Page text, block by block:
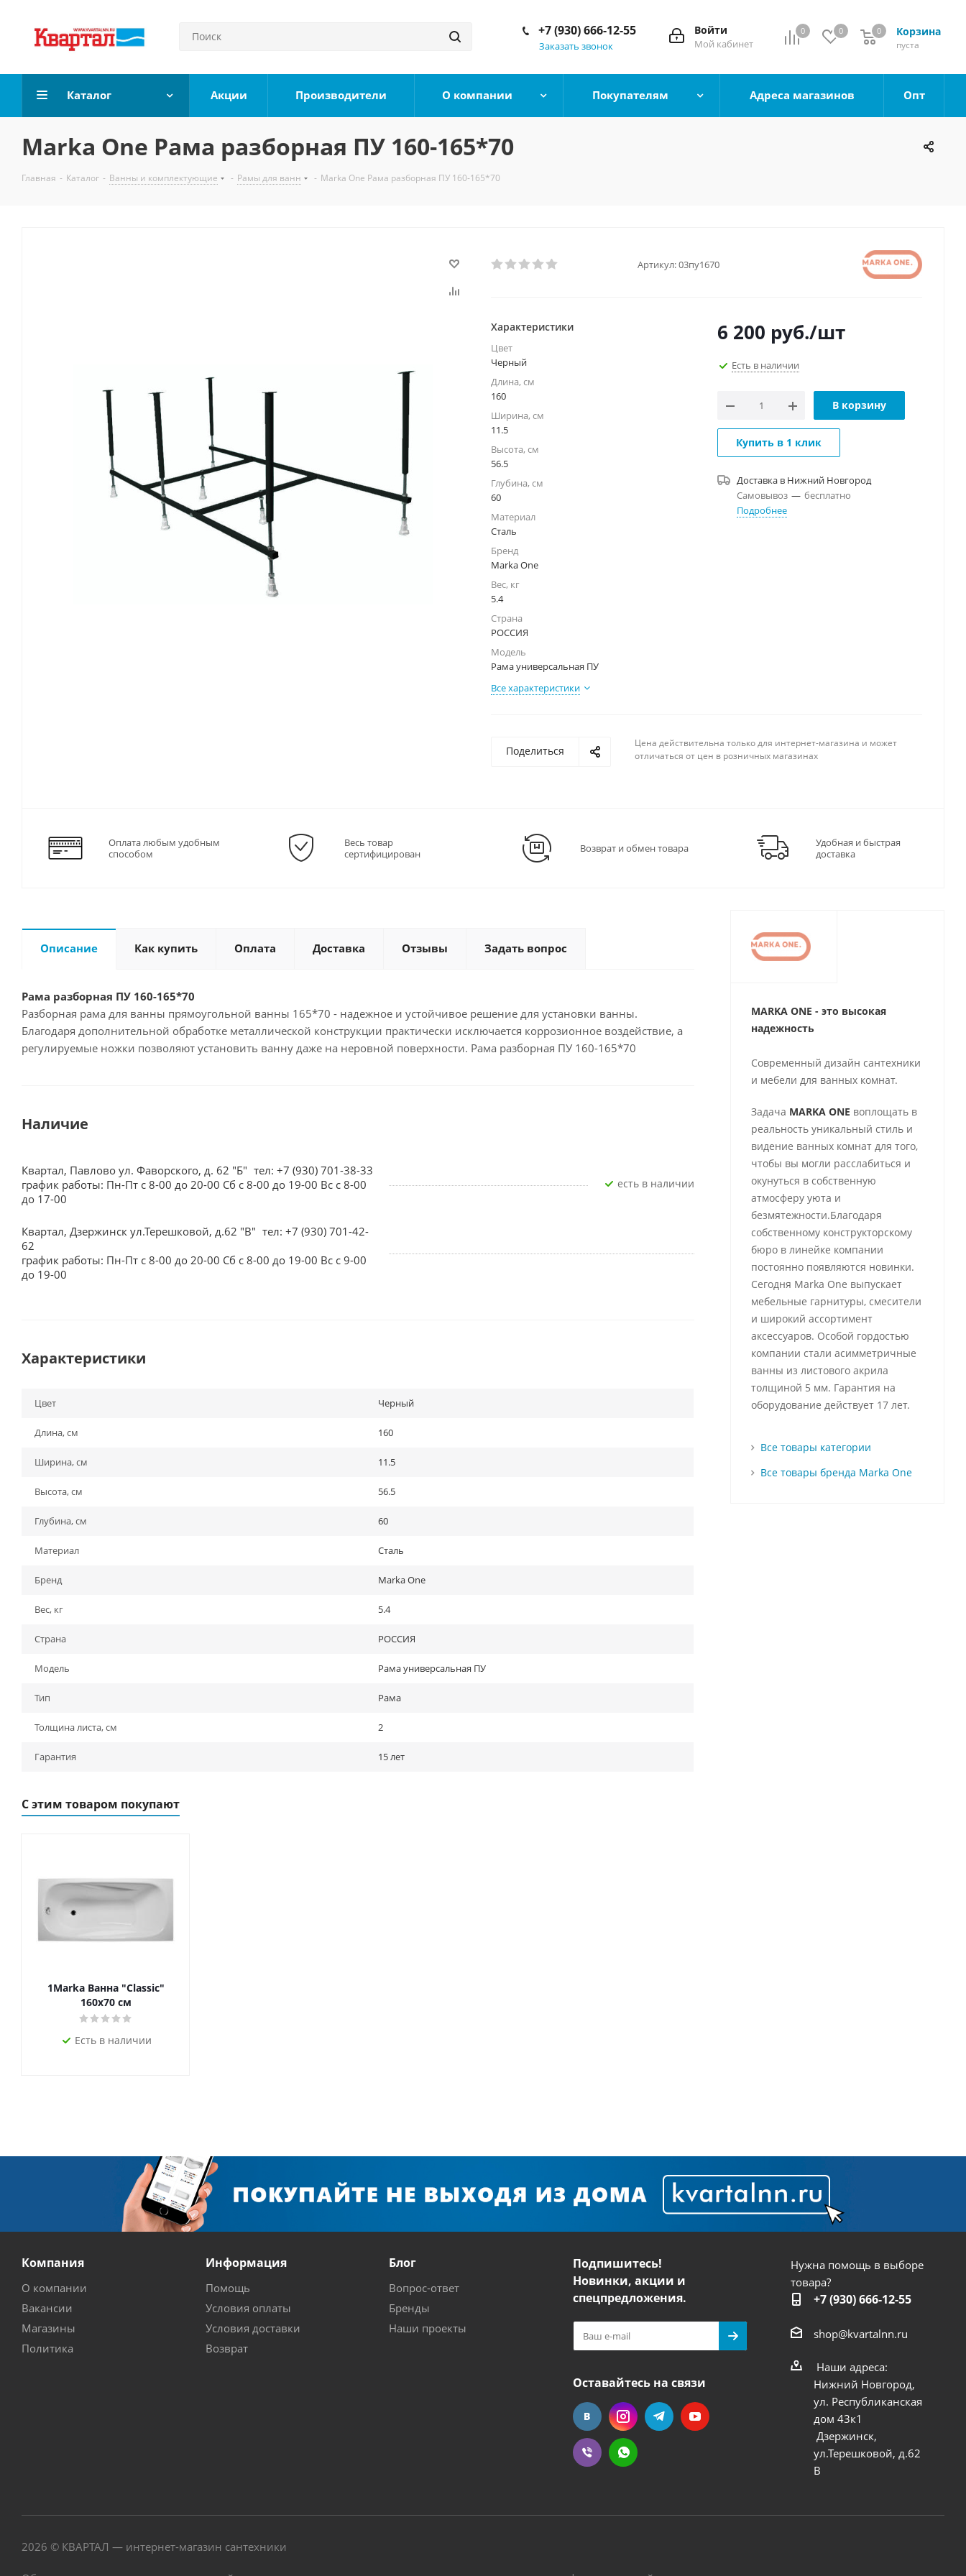
0 0 Корзина
0
пуста
0
Войти
Мой кабинет
+7 (930) 666-12-55
Заказать звонок
Каталог Акции Производители О компании Покупателям Адреса магазинов Опт
Marka One Рама разборная ПУ 160-165*70
Главная - Каталог - Ванны и комплектующие - Рамы для ванн - Marka One Рама разборная ПУ 160-165*70
Артикул:03пу1670
Характеристики
Цвет
Черный
Длина, см
160
Ширина, см
11.5
Высота, см
56.5
Глубина, см
60
Материал
Сталь
Бренд
Marka One
Вес, кг
5.4
Страна
РОССИЯ
Модель
Рама универсальная ПУ
Все характеристики
6 200 руб./шт
Есть в наличии
В корзину
Купить в 1 клик
Доставка в Нижний Новгород
Самовывоз — бесплатно
Подробнее
Поделиться
Цена действительна только для интернет-магазина и может
отличаться от цен в розничных магазинах
Оплата любым удобным
способом
Весь товар
сертифицирован
Возврат и обмен товара
Удобная и быстрая
доставка
Описание Как купить Оплата Доставка Отзывы Задать вопрос
Рама разборная ПУ 160-165*70
Разборная рама для ванны прямоугольной ванны 165*70 - надежное и устойчивое решение для установки ванны.
Благодаря дополнительной обработке металлической конструкции практически исключается коррозионное воздействие, а
регулируемые ножки позволяют установить ванну даже на неровной поверхности. Рама разборная ПУ 160-165*70
Наличие
Квартал, Павлово ул. Фаворского, д. 62 "Б" тел: +7 (930) 701-38-33
график работы: Пн-Пт с 8-00 до 20-00 Сб с 8-00 до 19-00 Вс с 8-00
до 17-00
Есть в наличии
Квартал, Дзержинск ул.Терешковой, д.62 "В" тел: +7 (930) 701-42-
62
график работы: Пн-Пт с 8-00 до 20-00 Сб с 8-00 до 19-00 Вс с 9-00
до 19-00
Характеристики
Цвет Черный
Длина, см 160
Ширина, см 11.5
Высота, см 56.5
Глубина, см 60
Материал Сталь
Бренд Marka One
Вес, кг 5.4
Страна РОССИЯ
Модель Рама универсальная ПУ
Тип Рама
Толщина листа, см 2
Гарантия 15 лет
С этим товаром покупают
1Marka Ванна "Classic"
160x70 см
Есть в наличии
MARKA ONE - это высокая
надежность
Современный дизайн сантехники
и мебели для ванных комнат.
Задача MARKA ONE воплощать в
реальность уникальный стиль и
видение ванных комнат для того,
чтобы вы могли расслабиться и
окунуться в собственную
атмосферу уюта и
безмятежности.Благодаря
собственному конструкторскому
бюро в линейке компании
постоянно появляются новинки.
Сегодня Marka One выпускает
мебельные гарнитуры, смесители
и широкий ассортимент
аксессуаров. Особой гордостью
компании стали асимметричные
ванны из листового акрила
толщиной 5 мм. Гарантия на
оборудование действует 17 лет.
Все товары категории
Все товары бренда Marka One
Компания
О компании
Вакансии
Магазины
Политика
Информация
Помощь
Условия оплаты
Условия доставки
Возврат
Блог
Вопрос-ответ
Бренды
Наши проекты
Подпишитесь!
Новинки, акции и
спецпредложения.
Оставайтесь на связи
Нужна помощь в выборе
товара?
+7 (930) 666-12-55
shop@kvartalnn.ru
Наши адреса:
Нижний Новгород,
ул. Республиканская
дом 43к1
Дзержинск,
ул.Терешковой, д.62
В
2026 © КВАРТАЛ — интернет-магазин сантехники